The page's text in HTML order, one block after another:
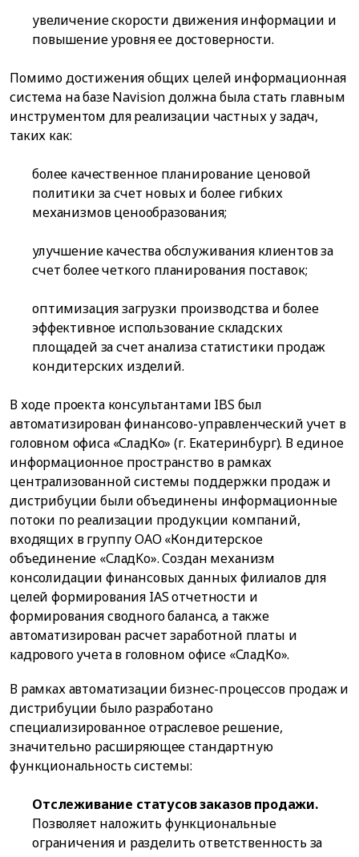
увеличение скорости движения информации и
повышение уровня ее достоверности.
Помимо достижения общих целей информационная
система на базе Navision должна была стать главным
инструментом для реализации частных у задач,
таких как:
более качественное планирование ценовой
политики за счет новых и более гибких
механизмов ценообразования;
улучшение качества обслуживания клиентов за
счет более четкого планирования поставок;
оптимизация загрузки производства и более
эффективное использование складских
площадей за счет анализа статистики продаж
кондитерских изделий.
В ходе проекта консультантами IBS был
автоматизирован финансово-управленческий учет в
головном офиса «СладКо» (г. Екатеринбург). В единое
информационное пространство в рамках
централизованной системы поддержки продаж и
дистрибуции были объединены информационные
потоки по реализации продукции компаний,
входящих в группу ОАО «Кондитерское
объединение «СладKo». Создан механизм
консолидации финансовых данных филиалов для
целей формирования IAS отчетности и
формирования сводного баланса, а также
автоматизирован расчет заработной платы и
кадрового учета в головном офисе «СладКо».
В рамках автоматизации бизнес-процессов продаж и
дистрибуции было разработано
специализированное отраслевое решение,
значительно расширяющее стандартную
функциональность системы:
Отслеживание статусов заказов продажи.
Позволяет наложить функциональные
ограничения и разделить ответственность за